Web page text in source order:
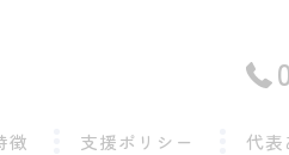
徴 支援ポリシー 代表